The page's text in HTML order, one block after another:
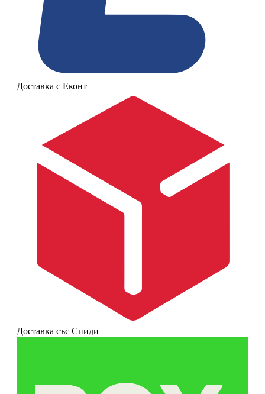
Доставка с Еконт
Доставка със Спиди